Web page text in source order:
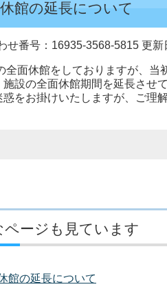
館の延長について
せ番号：16935-3568-5815 更新
面休館をしておりますが、当
設の全面休館期間を延長させ
をお掛けいたしますが、ご理
ージも見ています
館の延長について